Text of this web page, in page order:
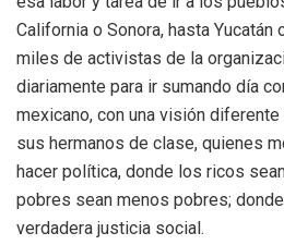
California o Sonora, hasta Yucatán
miles de activistas de la
diariamente para ir sumando día
mexicano, con una visión
sus hermanos de clase, quienes
hacer política, donde los ricos
pobres sean menos pobres;
verdadera justicia social.